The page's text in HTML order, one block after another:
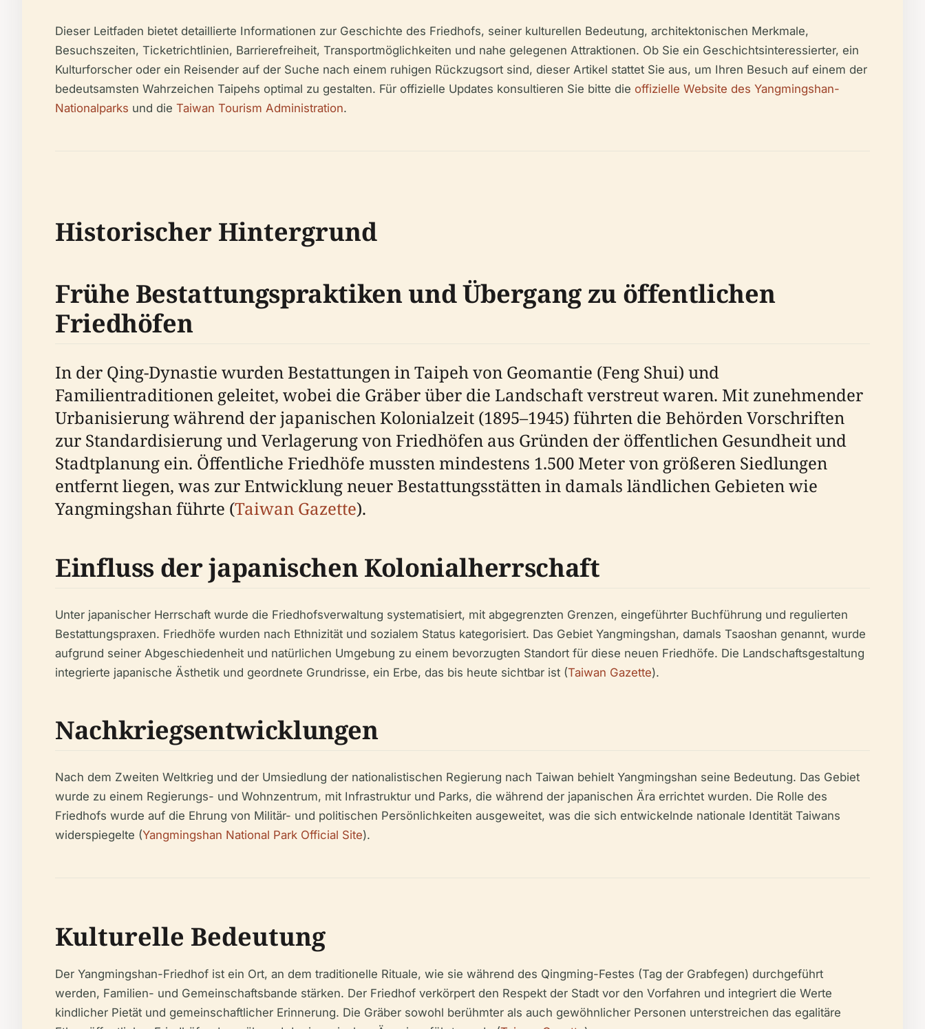
Dieser Leitfaden bietet detaillierte Informationen zur Geschichte des Friedhofs, seiner kulturellen Bedeutung, architektonischen Merkmale,
Besuchszeiten, Ticketrichtlinien, Barrierefreiheit, Transportmöglichkeiten und nahe gelegenen Attraktionen. Ob Sie ein Geschichtsinteressierter, ein
Kulturforscher oder ein Reisender auf der Suche nach einem ruhigen Rückzugsort sind, dieser Artikel stattet Sie aus, um Ihren Besuch auf einem der
bedeutsamsten Wahrzeichen Taipehs optimal zu gestalten. Für offizielle Updates konsultieren Sie bitte die offizielle Website des Yangmingshan-
Nationalparks und die Taiwan Tourism Administration.
Historischer Hintergrund
Frühe Bestattungspraktiken und Übergang zu öffentlichen
Friedhöfen
In der Qing-Dynastie wurden Bestattungen in Taipeh von Geomantie (Feng Shui) und
Familientraditionen geleitet, wobei die Gräber über die Landschaft verstreut waren. Mit zunehmender
Urbanisierung während der japanischen Kolonialzeit (1895–1945) führten die Behörden Vorschriften
zur Standardisierung und Verlagerung von Friedhöfen aus Gründen der öffentlichen Gesundheit und
Stadtplanung ein. Öffentliche Friedhöfe mussten mindestens 1.500 Meter von größeren Siedlungen
entfernt liegen, was zur Entwicklung neuer Bestattungsstätten in damals ländlichen Gebieten wie
Yangmingshan führte (Taiwan Gazette).
Einfluss der japanischen Kolonialherrschaft
Unter japanischer Herrschaft wurde die Friedhofsverwaltung systematisiert, mit abgegrenzten Grenzen, eingeführter Buchführung und regulierten
Bestattungspraxen. Friedhöfe wurden nach Ethnizität und sozialem Status kategorisiert. Das Gebiet Yangmingshan, damals Tsaoshan genannt, wurde
aufgrund seiner Abgeschiedenheit und natürlichen Umgebung zu einem bevorzugten Standort für diese neuen Friedhöfe. Die Landschaftsgestaltung
integrierte japanische Ästhetik und geordnete Grundrisse, ein Erbe, das bis heute sichtbar ist (Taiwan Gazette).
Nachkriegsentwicklungen
Nach dem Zweiten Weltkrieg und der Umsiedlung der nationalistischen Regierung nach Taiwan behielt Yangmingshan seine Bedeutung. Das Gebiet
wurde zu einem Regierungs- und Wohnzentrum, mit Infrastruktur und Parks, die während der japanischen Ära errichtet wurden. Die Rolle des
Friedhofs wurde auf die Ehrung von Militär- und politischen Persönlichkeiten ausgeweitet, was die sich entwickelnde nationale Identität Taiwans
widerspiegelte (Yangmingshan National Park Official Site).
Kulturelle Bedeutung
Der Yangmingshan-Friedhof ist ein Ort, an dem traditionelle Rituale, wie sie während des Qingming-Festes (Tag der Grabfegen) durchgeführt
werden, Familien- und Gemeinschaftsbande stärken. Der Friedhof verkörpert den Respekt der Stadt vor den Vorfahren und integriert die Werte
kindlicher Pietät und gemeinschaftlicher Erinnerung. Die Gräber sowohl berühmter als auch gewöhnlicher Personen unterstreichen das egalitäre